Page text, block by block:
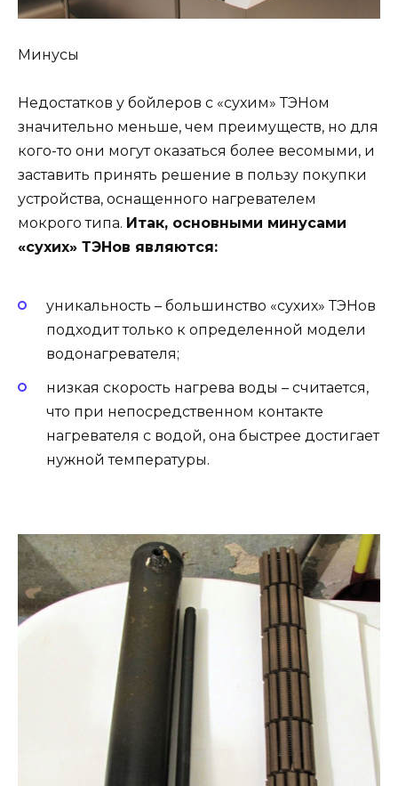
Минусы
Недостатков у бойлеров с «сухим» ТЭНом
значительно меньше, чем преимуществ, но для
кого-то они могут оказаться более весомыми, и
заставить принять решение в пользу покупки
устройства, оснащенного нагревателем
мокрого типа. Итак, основными минусами
«сухих» ТЭНов являются:
уникальность – большинство «сухих» ТЭНов
подходит только к определенной модели
водонагревателя;
низкая скорость нагрева воды – считается,
что при непосредственном контакте
нагревателя с водой, она быстрее достигает
нужной температуры.